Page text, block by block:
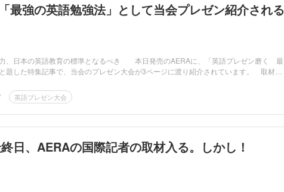
最強の英語勉強法」として当会プレゼン紹介される
、日本の英語教育の標準となるべき 本日発売のAERAに、「英語プレゼン磨く 最
題した特集記事で、当会のプレゼン大会が3ページに渡り紹介されています。 取材・
英語プレゼン大会
日、AERAの国際記者の取材入る。しかし！